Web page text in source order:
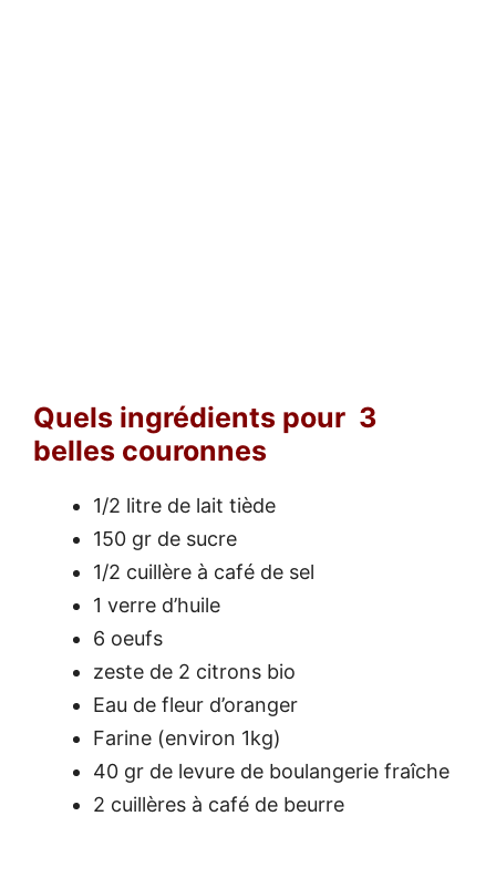
Quels ingrédients pour 3
belles couronnes
1/2 litre de lait tiède
150 gr de sucre
1/2 cuillère à café de sel
1 verre d’huile
6 oeufs
zeste de 2 citrons bio
Eau de fleur d’oranger
Farine (environ 1kg)
40 gr de levure de boulangerie fraîche
2 cuillères à café de beurre